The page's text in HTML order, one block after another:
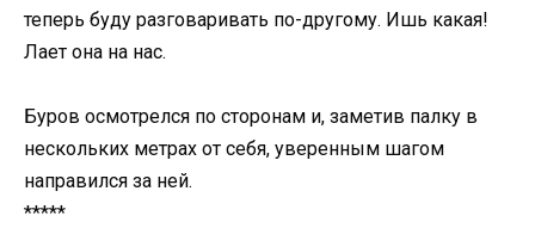
теперь буду разговаривать по-другому. Ишь какая!
Лает она на нас.
Буров осмотрелся по сторонам и, заметив палку в
нескольких метрах от себя, уверенным шагом
направился за ней.
*****